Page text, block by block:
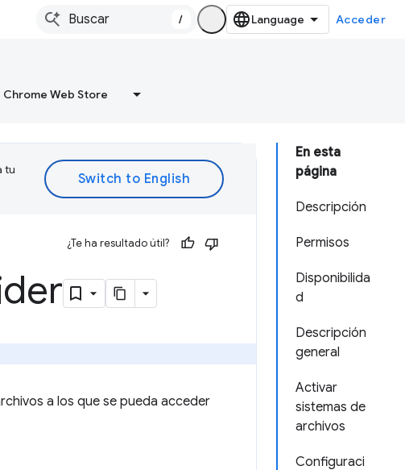
/ Acceder
Chrome Web Store
En esta
página
Descripción
Permisos
Disponibilida
d
Descripción
general
Activar
sistemas de
archivos
Configuraci
tu
¿Te ha resultado útil?
a los que se pueda acceder